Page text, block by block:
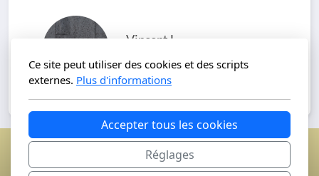
Vincent L
Client privé
+41327302096
Ce site peut utiliser des cookies et des scripts
externes. Plus d'informations
Accepter tous les cookies
Réglages